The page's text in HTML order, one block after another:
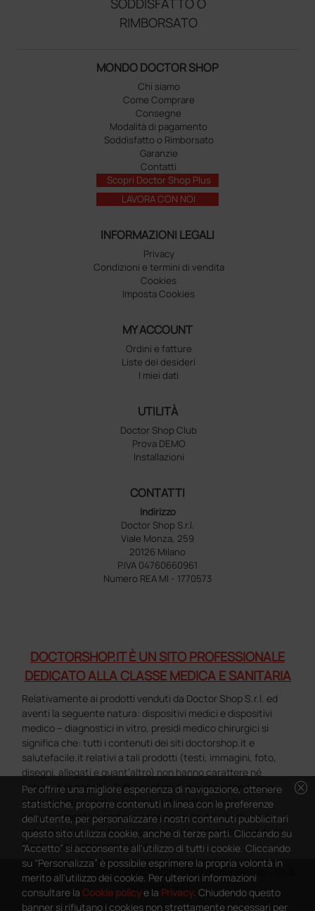
RIMBORSATO
MONDO DOCTOR SHOP
Chi siamo
Come Comprare
Consegne
Modalità di pagamento
Soddisfatto o Rimborsato
Garanzie
Contatti
Scopri Doctor Shop Plus
LAVORA CON NOI
INFORMAZIONI LEGALI
Privacy
Condizioni e termini di vendita
Cookies
Imposta Cookies
MY ACCOUNT
Ordini e fatture
Liste dei desideri
I miei dati
UTILITÀ
Doctor Shop Club
Prova DEMO
Installazioni
CONTATTI
Indirizzo
Doctor Shop S.r.l.
Viale Monza, 259
20126 Milano
P.IVA 04760660961
Numero REA MI - 1770573
DOCTORSHOP.IT È UN SITO PROFESSIONALE
DEDICATO ALLA CLASSE MEDICA E SANITARIA
Relativamente ai prodotti venduti da Doctor Shop S.r.l. ed
aventi la seguente natura: dispositivi medici e dispositivi
medico – diagnostici in vitro, presidi medico chirurgici si
significa che: tutti i contenuti dei siti doctorshop.it e
salutefacile.it relativi a tali prodotti (testi, immagini, foto,
disegni, allegati e quant’altro) non hanno carattere né
natura di pubblicità. Tutti i contenuti devono intendersi e
sono di natura esclusivamente informativa e volti
esclusivamente a portare a conoscenza dei clienti e dei
potenziali clienti in fase di preacquisto i prodotti venduti da
Doctorshop attraverso la rete.
Copyright DoctorShop 2005-2026 - Tutti diritti riservati - P.IVA
04760660961
cancel
Per offrire una migliore esperienza di navigazione, ottenere
statistiche, proporre contenuti in linea con le preferenze
dell'utente, per personalizzare i nostri contenuti pubblicitari
questo sito utilizza cookie, anche di terze parti. Cliccando su
“Accetto” si acconsente all'utilizzo di tutti i cookie. Cliccando
su “Personalizza” è possibile esprimere la propria volontà in
merito all'utilizzo dei cookie. Per ulteriori informazioni
consultare la Cookie policye la Privacy. Chiudendo questo
banner si rifiutano i cookies non strettamente necessari per